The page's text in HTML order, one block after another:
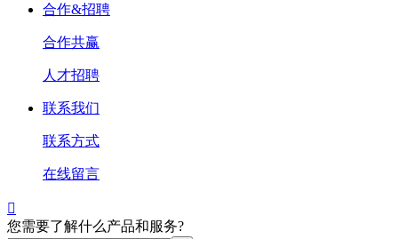
合作&招聘
合作共赢
人才招聘
联系我们
联系方式
在线留言

您需要了解什么产品和服务?